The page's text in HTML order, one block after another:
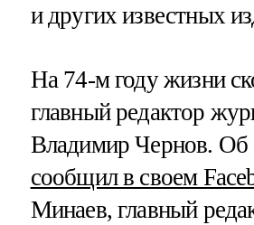
и других известных
На 74-м году жизни
главный редактор
Владимир Чернов. Об
сообщил в своем
Минаев, главный